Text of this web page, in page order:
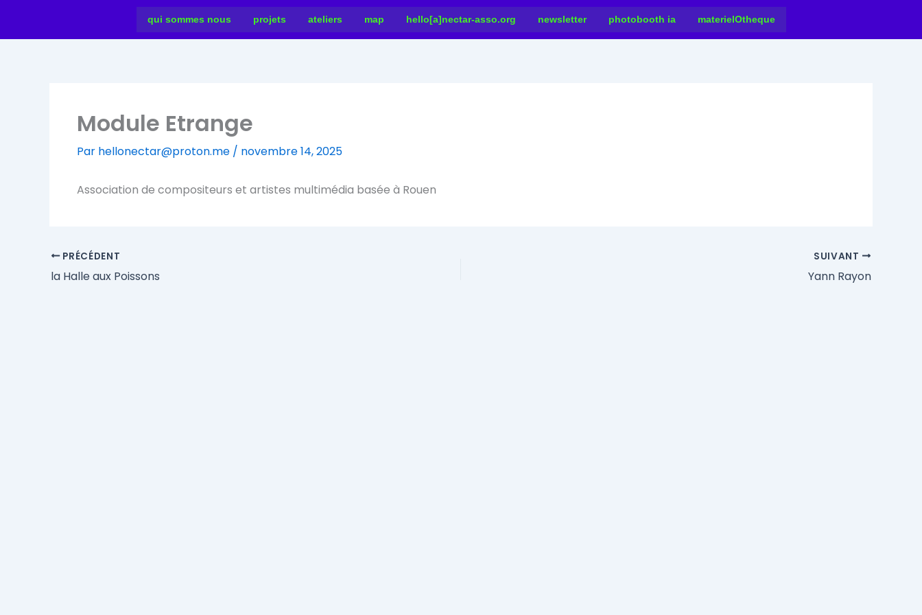
contenu
qui sommes nous projets ateliers map hello[a]nectar-asso.org newsletter photobooth ia materielOtheque
Module Etrange
Par hellonectar@proton.me / novembre 14, 2025
Association de compositeurs et artistes multimédia basée à Rouen
PRÉCÉDENT
la Halle aux Poissons
SUIVANT
Yann Rayon